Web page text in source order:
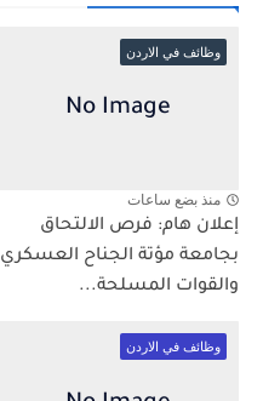
وظائف في الاردن
منذ بضع ساعات
إعلان هام: فرص الالتحاق
بجامعة مؤتة الجناح العسكري
والقوات المسلحة...
وظائف في الاردن